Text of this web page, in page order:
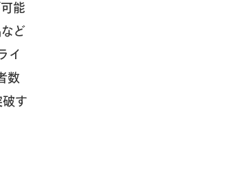
能
ど
イ
数
す